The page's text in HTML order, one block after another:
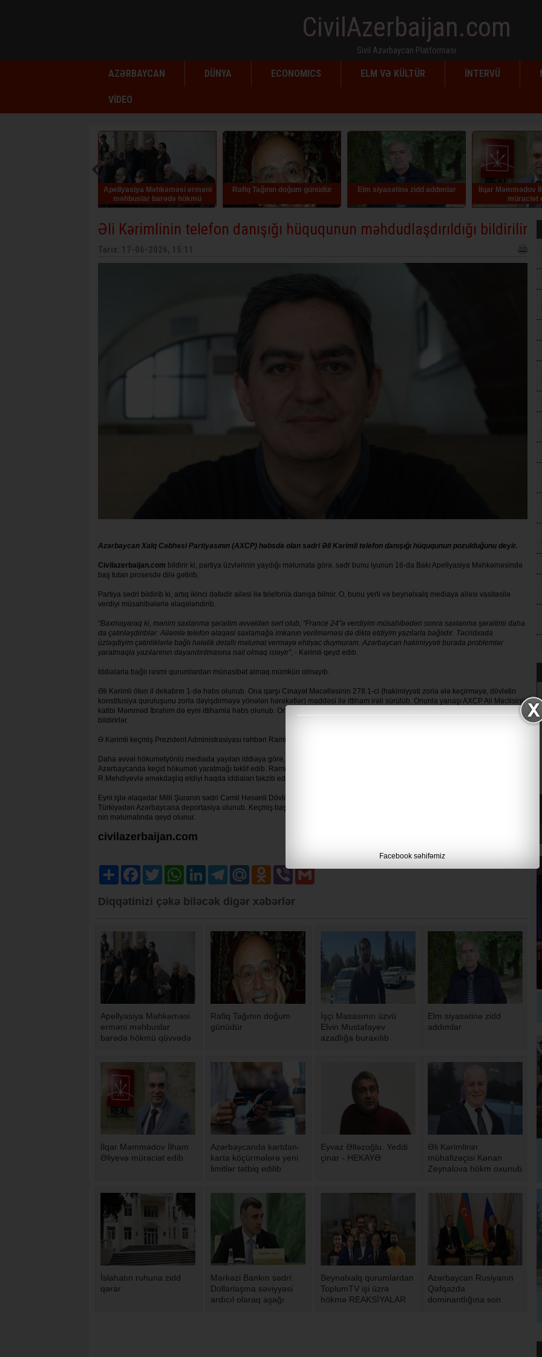
CivilAzerbaijan.com
Sivil Azərbaycan Platforması
AZƏRBAYCAN DÜNYA ECONOMICS ELM VƏ KÜLTÜR İNTERVÜ
VİDEO
Apellyasiya Məhkəməsi erməni
məhbuslar barədə hökmü
qüvvədə saxlayıb
Rafiq Tağının doğum günüdür Elm siyasətinə zidd addımlar
İlqar Məmmədov İlham Əliyevə
Əli Kərimlinin telefon danışığı hüququnun məhdudlaşdırıldığı bildirilir
Azərbaycan Xalq Cəbhəsi Partiyasının (AXCP) həbsdə olan sədri Əli Kərimli telefon danışığı hüququnun pozulduğunu deyir.
Civilazerbaijan.com bildirir ki, partiya üzvlərinin yaydığı məlumata görə, sədr bunu iyunun 16-da Bakı Apellyasiya Məhkəməsində
baş tutan prosesdə dilə gətirib.
Partiya sədri bildirib ki, artıq ikinci dəfədir ailəsi ilə telefonla danışa bilmir. O, bunu yerli və beynəlxalq mediaya ailəsi vasitəsilə
verdiyi müsahibələrlə əlaqələndirib.
"Baxmayaraq ki, mənim saxlanma şəraitim əvvəldən sərt olub, "France 24"ə verdiyim müsahibədən sonra saxlanma şəraitimi daha
da çətinləşdiriblər. Ailəmlə telefon əlaqəsi saxlamağa imkanın verilməməsi də diktə etdiyim yazılarla bağlıdır. Təcridxada
üzləşdiyim çətinliklərlə bağlı hələlik detallı məlumat verməyə ehtiyac duymuram. Azərbaycan hakimiyyəti burada problemlər
yaratmaqla yazılarımın dayandırılmasına nail olmaq istəyir", - Kərimli qeyd edib.
İddialarla bağlı rəsmi qurumlardan münasibət almaq mümkün olmayıb.
Əli Kərimli ötən il dekabrın 1-də həbs olunub. Ona qarşı Cinayət Məcəlləsinin 278.1-ci (hakimiyyəti zorla ələ keçirməyə, dövlətin
konstitusiya quruluşunu zorla dəyişdirməyə yönələn hərəkətlər) maddəsi ilə ittiham irəli sürülüb. Onunla yanaşı AXCP Ali Məclisinin
katibi Məmməd İbrahim də eyni ittihamla həbs olunub. Onlar ittihamları rədd edir, hakimiyyətin sifarişi ilə həbs olunduqlarını
bildirirlər.
Ə.Kərimli keçmiş Prezident Administrasiyası rəhbəri Ramiz Mehdiyevə qarşı açılmış cinayət işi ilə əlaqədar saxlanılıb.
Daha əvvəl hökumətyönlü mediada yayılan iddiaya görə, R.Mehdiyev Rusiya prezidenti Vladimir Putinə məktub yazaraq
Azərbaycanda keçid hökuməti yaratmağı təklif edib. Ramiz Mehdiyevin bu iddialara münasibəti məlum deyil. Ə.Kərimli daha öncə
R.Mehdiyevlə əməkdaşlıq etdiyi haqda iddiaları təkzib edib.
Eyni işlə əlaqədar Milli Şuranın sədri Cəmil Həsənli Dövlət Təhlükəsizliyi Xidmətində dindirilib. Milli Şura üzvü Gültəkin Hacıbəyli
Türkiyədən Azərbaycana deportasiya olunub. Keçmiş baş nazir müavini Abbas Abbasov isə beynəlxalq axtarışa verilib, Toplum Tv-
nin məlumatında qeyd olunur.
civilazerbaijan.com
Share FacebookTwitter WhatsAppLinkedInTelegramMail.Ru Odnoklassniki
Viber Gmail
Diqqətinizi çəkə biləcək digər xəbərlər
Apellyasiya Məhkəməsi
erməni məhbuslar
barədə hökmü qüvvədə
Rafiq Tağının doğum
günüdür
İşçi Masasının üzvü
Elvin Mustafayev
azadlığa buraxılıb
Elm siyasətinə zidd
addımlar
İlqar Məmmədov İlham
Əliyevə müraciət edib
Azərbaycanda kartdan-
karta köçürmələrə yeni
limitlər tətbiq edilib
Eyvaz Əlləzoğlu. Yeddi
çinar - HEKAYƏ
Əli Kərimlinin
mühafizəçisi Kənan
Zeynalova hökm oxunub
İslahatın ruhuna zidd
qərar
Mərkəzi Bankın sədri:
Dollarlaşma səviyyəsi
ardıcıl olaraq aşağı
Beynəlxalq qurumlardan
ToplumTV işi üzrə
hökmə REAKSİYALAR
Azərbaycan Rusiyanın
Qafqazda
dominantlığına son
Facebook səhifəmiz